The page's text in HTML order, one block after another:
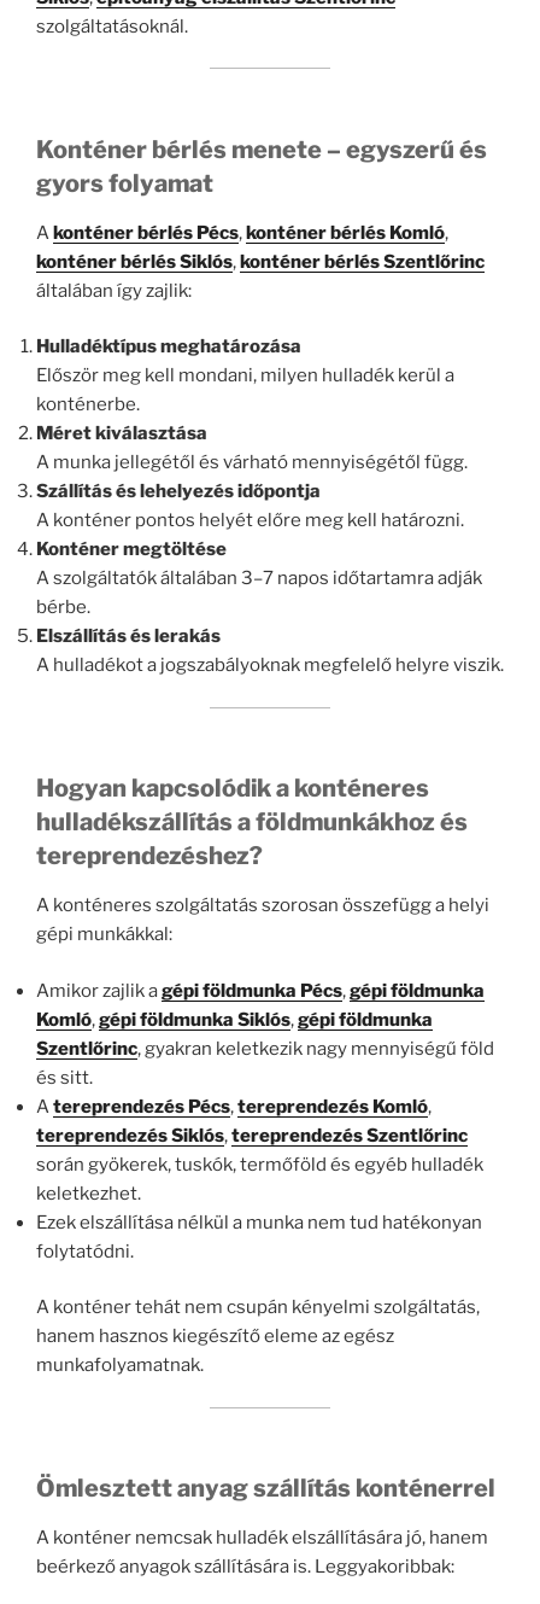
szolgáltatásoknál.
Konténer bérlés menete – egyszerű és
gyors folyamat
Akonténer bérlés Pécs,konténer bérlés Komló,
konténer bérlés Siklós,konténer bérlés Szentlőrinc
általában így zajlik:
Hulladéktípus meghatározása
Először meg kell mondani, milyen hulladék kerül a
konténerbe.
Méret kiválasztása
A munka jellegétől és várható mennyiségétől függ.
Szállítás és lehelyezés időpontja
A konténer pontos helyét előre meg kell határozni.
Konténer megtöltése
A szolgáltatók általában 3–7 napos időtartamra adják
bérbe.
Elszállítás és lerakás
A hulladékot a jogszabályoknak megfelelő helyre viszik.
Hogyan kapcsolódik a konténeres
hulladékszállítás a földmunkákhoz és
tereprendezéshez?
A konténeres szolgáltatás szorosan összefügg a helyi
gépi munkákkal:
Amikor zajlik agépi földmunka Pécs,gépi földmunka
Komló,gépi földmunka Siklós,gépi földmunka
Szentlőrinc, gyakran keletkezik nagy mennyiségű föld
és sitt.
Atereprendezés Pécs,tereprendezés Komló,
tereprendezés Siklós,tereprendezés Szentlőrinc
során gyökerek, tuskók, termőföld és egyéb hulladék
keletkezhet.
Ezek elszállítása nélkül a munka nem tud hatékonyan
folytatódni.
A konténer tehát nem csupán kényelmi szolgáltatás,
hanem hasznos kiegészítő eleme az egész
munkafolyamatnak.
Ömlesztett anyag szállítás konténerrel
A konténer nemcsak hulladék elszállítására jó, hanem
beérkező anyagok szállítására is. Leggyakoribbak: